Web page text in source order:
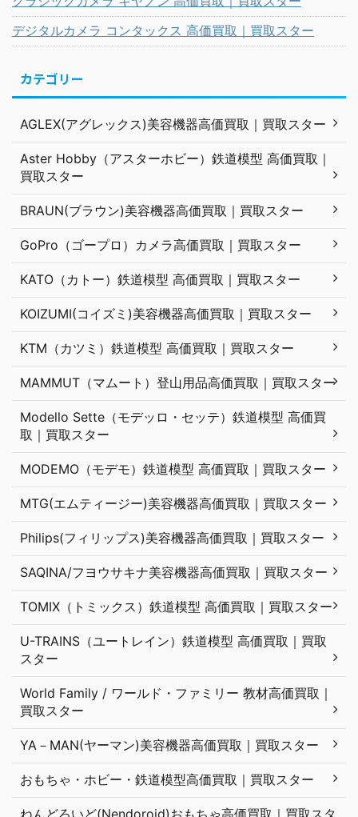
デジタルカメラ コンタックス 高価買取｜買取スター
カテゴリー
AGLEX(アグレックス)美容機器高価買取｜買取スター
Aster Hobby（アスターホビー）鉄道模型 高価買取｜
買取スター
BRAUN(ブラウン)美容機器高価買取｜買取スター
GoPro（ゴープロ）カメラ高価買取｜買取スター
KATO（カトー）鉄道模型 高価買取｜買取スター
KOIZUMI(コイズミ)美容機器高価買取｜買取スター
KTM（カツミ）鉄道模型 高価買取｜買取スター
MAMMUT（マムート）登山用品高価買取｜買取スター
Modello Sette（モデッロ・セッテ）鉄道模型 高価買
取｜買取スター
MODEMO（モデモ）鉄道模型 高価買取｜買取スター
MTG(エムティージー)美容機器高価買取｜買取スター
Philips(フィリップス)美容機器高価買取｜買取スター
SAQINA/フヨウサキナ美容機器高価買取｜買取スター
TOMIX（トミックス）鉄道模型 高価買取｜買取スター
U-TRAINS（ユートレイン）鉄道模型 高価買取｜買取
スター
World Family / ワールド・ファミリー 教材高価買取｜
買取スター
YA－MAN(ヤーマン)美容機器高価買取｜買取スター
おもちゃ・ホビー・鉄道模型高価買取｜買取スター